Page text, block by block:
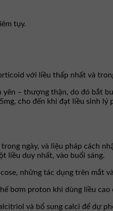
tụy.
với liều thấp nhất và
– thượng thận, do đó bắt
cho đến khi đạt liều sinh
ngày, và liệu pháp cách
liều duy nhất, vào buổi sáng.
những tác dụng trên mắt
bơm proton khi dùng liều
và bổ sung calci để dự